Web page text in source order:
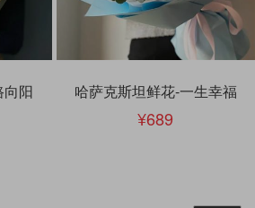
向阳 哈萨克斯坦鲜花-一生幸福
689